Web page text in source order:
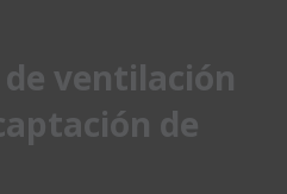
ventilación
de